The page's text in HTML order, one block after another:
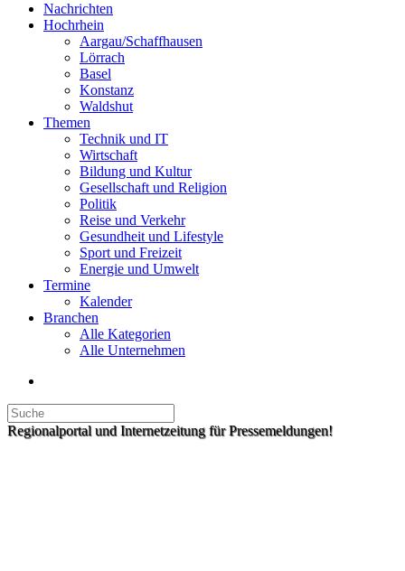
Nachrichten
Hochrhein
Aargau/Schaffhausen
Lörrach
Basel
Konstanz
Waldshut
Themen
Technik und IT
Wirtschaft
Bildung und Kultur
Gesellschaft und Religion
Politik
Reise und Verkehr
Gesundheit und Lifestyle
Sport und Freizeit
Energie und Umwelt
Termine
Kalender
Branchen
Alle Kategorien
Alle Unternehmen
Regionalportal und Internetzeitung für Pressemeldungen!